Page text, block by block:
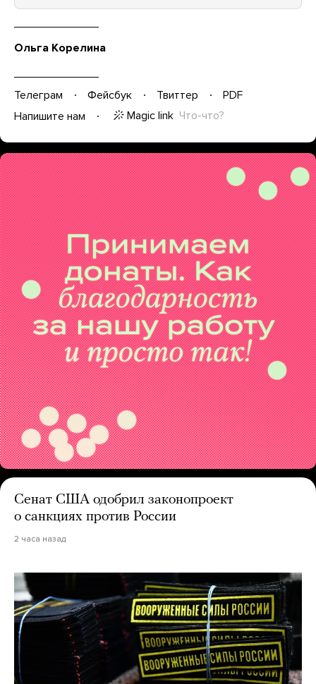
Ольга Корелина
Телеграм Фейсбук Твиттер
PDF
Напишите нам
Magic link Что-что?
Сенат США одобрил законопроект
о санкциях против России
2 часа назад